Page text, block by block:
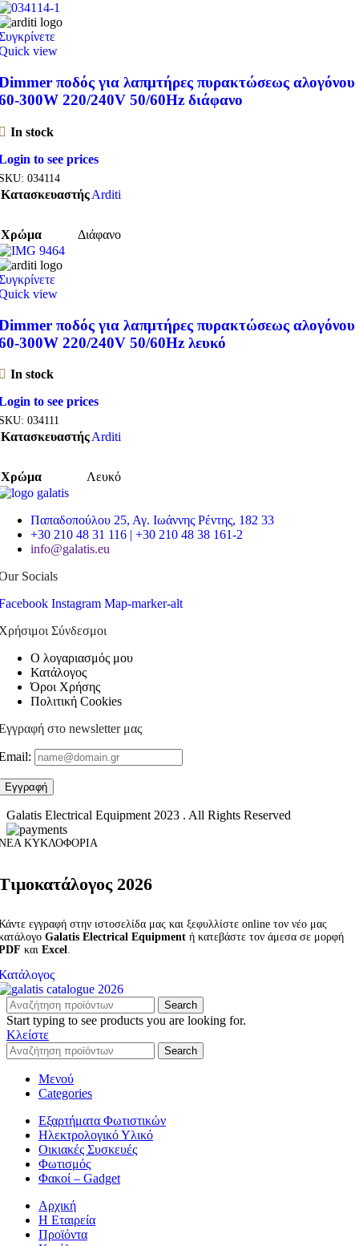
view
ποδός για λαπμτήρες πυρακτώσεως αλογόνου
300W 220/240V 50/60Hz διάφανο
In stock
to see prices
034114
ΚατασκευαστήςArditi
Χρώμα Διάφανο
view
ποδός για λαπμτήρες πυρακτώσεως αλογόνου
300W 220/240V 50/60Hz λευκό
In stock
to see prices
034111
ΚατασκευαστήςArditi
Χρώμα Λευκό
Παπαδοπούλου 25, Αγ. Ιωάννης Ρέντης, 182 33
+30 210 48 31 116 | +30 210 48 38 161-2
info@galatis.eu
Socials
Instagram Map-marker-alt
Σύνδεσμοι
Ο λογαριασμός μου
Κατάλογος
Όροι Χρήσης
Πολιτική Cookies
στο newsletter μας
Galatis Electrical Equipment2023 . All Rights Reserved
ΚΥΚΛΟΦΟΡΙΑ
2026
εγγραφή στην ιστοσελίδα μας και ξεφυλλίστε online τον νέο μας
Galatis Electrical Equipment ή κατεβάστε τον άμεσα σε μορφή
και Excel
Search
Start typing to see products you are looking for.
Κλείστε
Search
Μενού
Categories
Εξαρτήματα Φωτιστικών
Ηλεκτρολογικό Υλικό
Οικιακές Συσκευές
Φωτισμός
Φακοί – Gadget
Αρχική
Η Εταιρεία
Προϊόντα